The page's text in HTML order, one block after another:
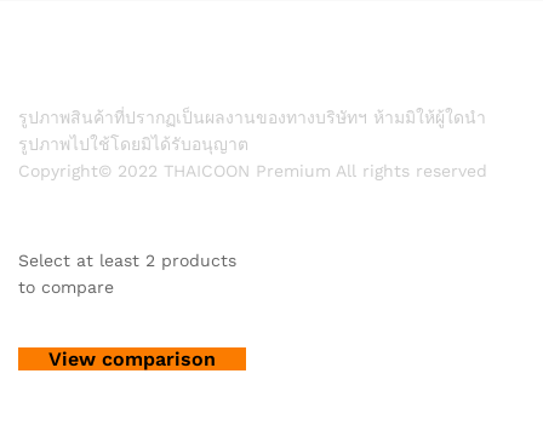
รูปภาพสินค้าที่ปรากฏเป็นผลงานของทางบริษัทฯ ห้ามมิให้ผู้ใดนำ
รูปภาพไปใช้โดยมิได้รับอนุญาต
Copyright© 2022 THAICOON Premium All rights reserved
Select at least 2 products
to compare
View comparison